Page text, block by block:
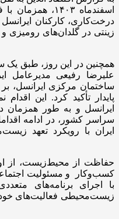
اسفندماه ۱۴۰۳،
درخت‌کاری، کارکنان
زینتی در گلدان‌های رومیزی
همچنین در این روز، طبق
علیرضا رفیعی مدیرعامل
ساختمان مرکزی
پایدار تأکید کرد. این
ایرانسل و به طور همزمان
سراسر کشور، در ادامه
ایران با رویکرد تعهد
حفاظت از محیط‌زیست، از
کسب‌وکار و مسئولیت
با اجرای برنامه‌های
زیست‌محیطی فعالیت‌های